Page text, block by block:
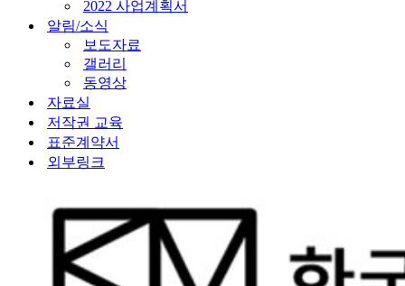
2022 사업계획서
알림/소식
보도자료
갤러리
동영상
자료실
저작권 교육
표준계약서
외부링크